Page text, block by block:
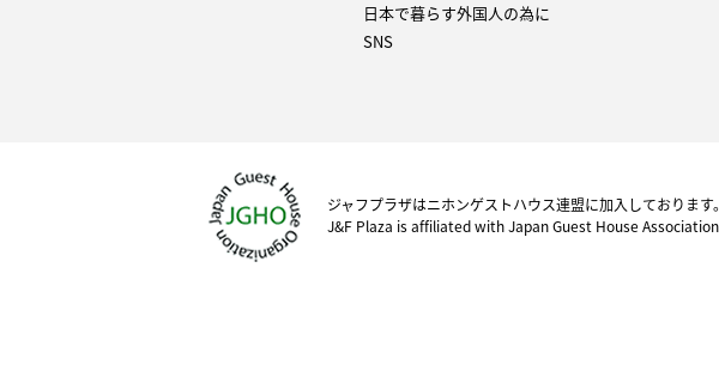
日本で暮らす外国人の為に
SNS
ジャフプラザはニホンゲストハウス連盟に加入しております。
J&F Plaza is affiliated with Japan Guest House Association